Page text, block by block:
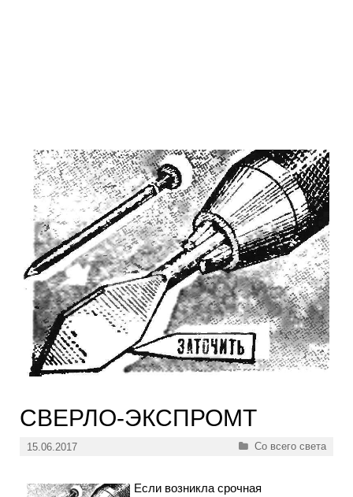
СВЕРЛО-ЭКСПРОМТ
15.06.2017 Рубрики
Со всего света
Если возникла срочная